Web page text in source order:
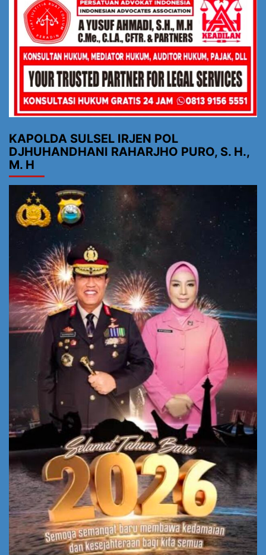
KAPOLDA SULSEL IRJEN POL
DJHUHANDHANI RAHARJHO PURO, S. H.,
M. H